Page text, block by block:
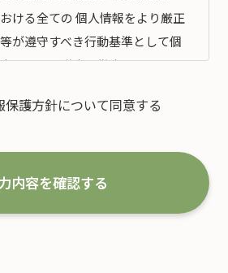
ける全ての 個人情報をより厳正
が遵守すべき行動基準として個
め、その遵守の徹底を図りま
模を考慮した適切な個人情報
保護方針について同意する
内容を確認する